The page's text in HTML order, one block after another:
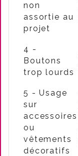
non
assortie au
projet
4 -
Boutons
trop lourds
5 - Usage
sur
accessoires
ou
vêtements
décoratifs